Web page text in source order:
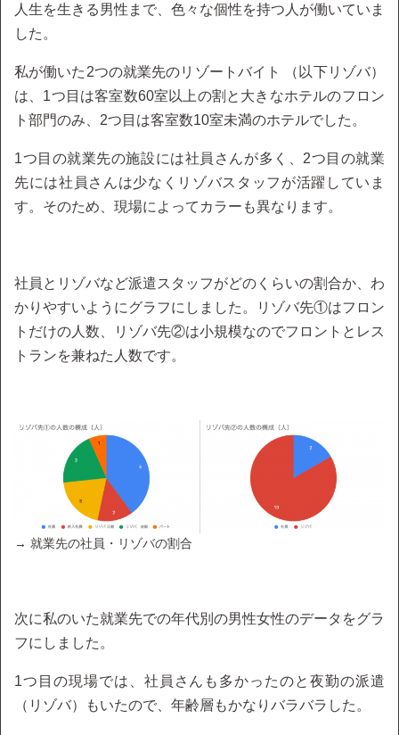
人生を生きる男性まで、色々な個性を持つ人が働いていま
した。
私が働いた2つの就業先のリゾートバイト （以下リゾバ）
は、1つ目は客室数60室以上の割と大きなホテルのフロン
ト部門のみ、2つ目は客室数10室未満のホテルでした。
1つ目の就業先の施設には社員さんが多く、2つ目の就業
先には社員さんは少なくリゾバスタッフが活躍していま
す。そのため、現場によってカラーも異なります。
社員とリゾバなど派遣スタッフがどのくらいの割合か、わ
かりやすいようにグラフにしました。リゾバ先①はフロン
トだけの人数、リゾバ先②は小規模なのでフロントとレス
トランを兼ねた人数です。
→ 就業先の社員・リゾバの割合
次に私のいた就業先での年代別の男性女性のデータをグラ
フにしました。
1つ目の現場では、社員さんも多かったのと夜勤の派遣
（リゾバ）もいたので、年齢層もかなりバラバラした。